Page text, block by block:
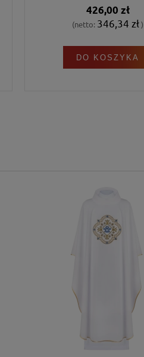
426,00 zł
(netto: 346,34 zł)
DO KOSZYKA